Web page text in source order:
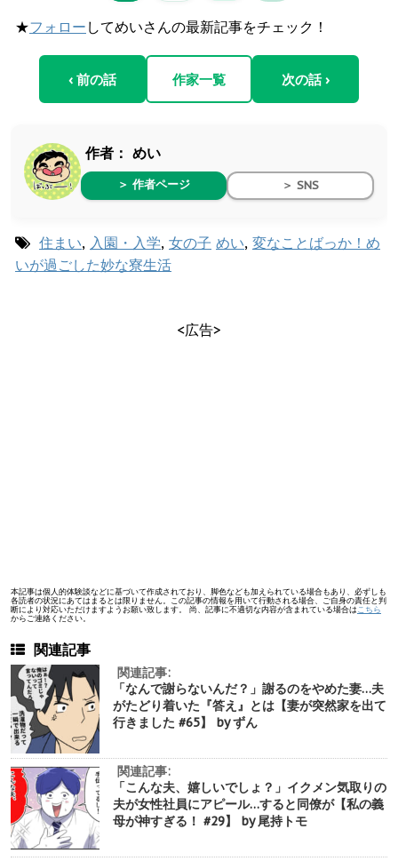
★フォロー してめいさんの最新記事をチェック！
‹ 前の話 作家一覧 次の話 ›
作者： めい
＞ 作者ページ ＞ SNS
住まい, 入園・入学, 女の子 めい, 変なことばっか！め
いが過ごした妙な寮生活
<広告>
本記事は個人的体験談などに基づいて作成されており、脚色なども加えられている場合もあり、必ずしも
各読者の状況にあてはまるとは限りません。この記事の情報を用いて行動される場合、ご自身の責任と判
断により対応いただけますようお願い致します。 尚、記事に不適切な内容が含まれている場合はこちら
からご連絡ください。
関連記事
関連記事:
「なんで謝らないんだ？」謝るのをやめた妻…夫
がたどり着いた『答え』とは【妻が突然家を出て
行きました #65】 by ずん
関連記事:
「こんな夫、嬉しいでしょ？」イクメン気取りの
夫が女性社員にアピール…すると同僚が【私の義
母が神すぎる！ #29】 by 尾持トモ